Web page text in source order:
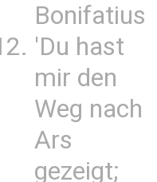
Bonifatius
'Du hast
mir den
Weg nach
Ars
gezeigt;